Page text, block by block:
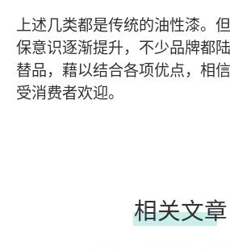
上述几类都是传统的油性漆。
保意识逐渐提升，不少品牌都
替品，藉以结合各项优点，相
受消费者欢迎。
相关文章